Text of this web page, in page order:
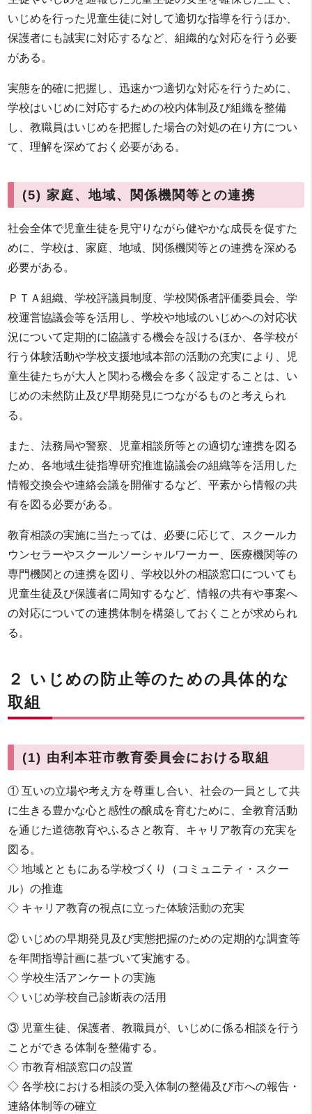
いじめを行った児童生徒に対して適切な指導を行うほか、
保護者にも誠実に対応するなど、組織的な対応を行う必要
がある。
実態を的確に把握し、迅速かつ適切な対応を行うために、
学校はいじめに対応するための校内体制及び組織を整備
し、教職員はいじめを把握した場合の対処の在り方につい
て、理解を深めておく必要がある。
(5) 家庭、地域、関係機関等との連携
社会全体で児童生徒を見守りながら健やかな成長を促すた
めに、学校は、家庭、地域、関係機関等との連携を深める
必要がある。
ＰＴＡ組織、学校評議員制度、学校関係者評価委員会、学
校運営協議会等を活用し、学校や地域のいじめへの対応状
況について定期的に協議する機会を設けるほか、各学校が
行う体験活動や学校支援地域本部の活動の充実により、児
童生徒たちが大人と関わる機会を多く設定することは、い
じめの未然防止及び早期発見につながるものと考えられ
る。
また、法務局や警察、児童相談所等との適切な連携を図る
ため、各地域生徒指導研究推進協議会の組織等を活用した
情報交換会や連絡会議を開催するなど、平素から情報の共
有を図る必要がある。
教育相談の実施に当たっては、必要に応じて、スクールカ
ウンセラーやスクールソーシャルワーカー、医療機関等の
専門機関との連携を図り、学校以外の相談窓口についても
児童生徒及び保護者に周知するなど、情報の共有や事案へ
の対応についての連携体制を構築しておくことが求められ
る。
２ いじめの防止等のための具体的な
取組
(1) 由利本荘市教育委員会における取組
① 互いの立場や考え方を尊重し合い、社会の一員として共
に生きる豊かな心と感性の醸成を育むために、全教育活動
を通じた道徳教育やふるさと教育、キャリア教育の充実を
図る。
◇ 地域とともにある学校づくり（コミュニティ・スクー
ル）の推進
◇ キャリア教育の視点に立った体験活動の充実
② いじめの早期発見及び実態把握のための定期的な調査等
を年間指導計画に基づいて実施する。
◇ 学校生活アンケートの実施
◇ いじめ学校自己診断表の活用
③ 児童生徒、保護者、教職員が、いじめに係る相談を行う
ことができる体制を整備する。
◇ 市教育相談窓口の設置
◇ 各学校における相談の受入体制の整備及び市への報告・
連絡体制等の確立